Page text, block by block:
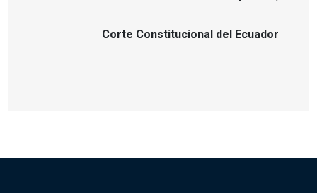
Corte Constitucional del Ecuador